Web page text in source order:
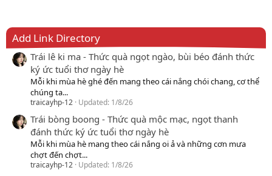
Add Link Directory
Trái lê ki ma - Thức quà ngọt ngào, bùi béo đánh thức
ký ức tuổi thơ ngày hè
Mỗi khi mùa hè ghé đến mang theo cái nắng chói chang, cơ thể
chúng ta...
traicayhp-12 Updated: 1/8/26
Trái bòng boong - Thức quà mộc mạc, ngọt thanh
đánh thức ký ức tuổi thơ ngày hè
Mỗi khi mùa hè mang theo cái nắng oi ả và những cơn mưa
chợt đến chợt...
traicayhp-12 Updated: 1/8/26